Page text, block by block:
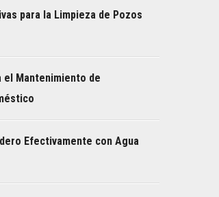
para la Limpieza de Pozos
el Mantenimiento de
Efectivamente con Agua